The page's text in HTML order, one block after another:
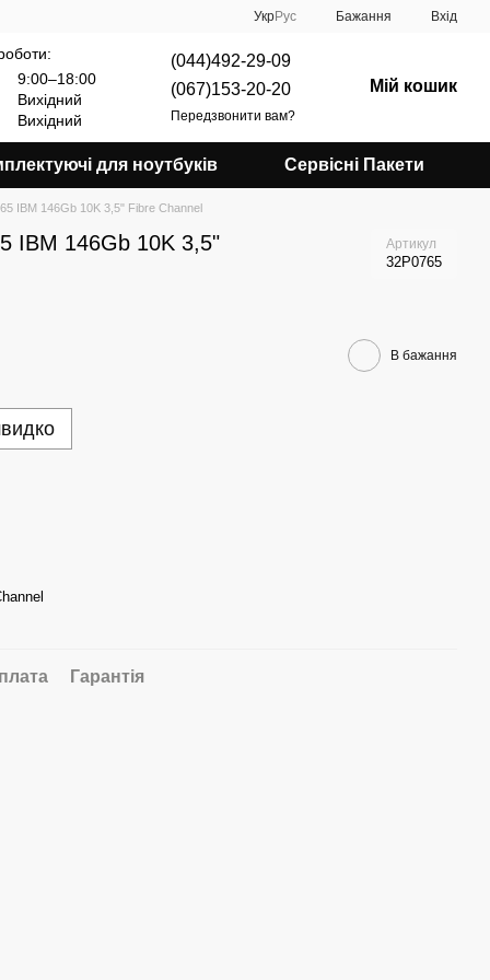
УкрРус Бажання Вхід
9:00–18:00
Вихідний
Вихідний
(044)492-29-09
(067)153-20-20
Передзвонити вам?
Мій кошик
для ноутбуків Сервісні Пакети
IBM 146Gb 10K 3,5" Fibre Channel
IBM 146Gb 10K 3,5" Артикул
32P0765
В бажання
Гарантія